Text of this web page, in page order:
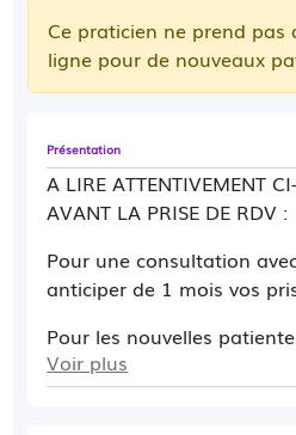
Ce praticien ne prend pas
ligne pour de nouveaux
Présentation
A LIRE ATTENTIVEMENT
AVANT LA PRISE DE RDV :
Pour une consultation
anticiper de 1 mois vos
Pour les nouvelles
uniquement le 07240,
07160, communes de
Voir plus